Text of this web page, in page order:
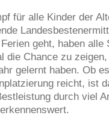
für alle Kinder der
geht, haben alle
die Chance zu
gelernt haben. Ob
reicht, ist
durch viel